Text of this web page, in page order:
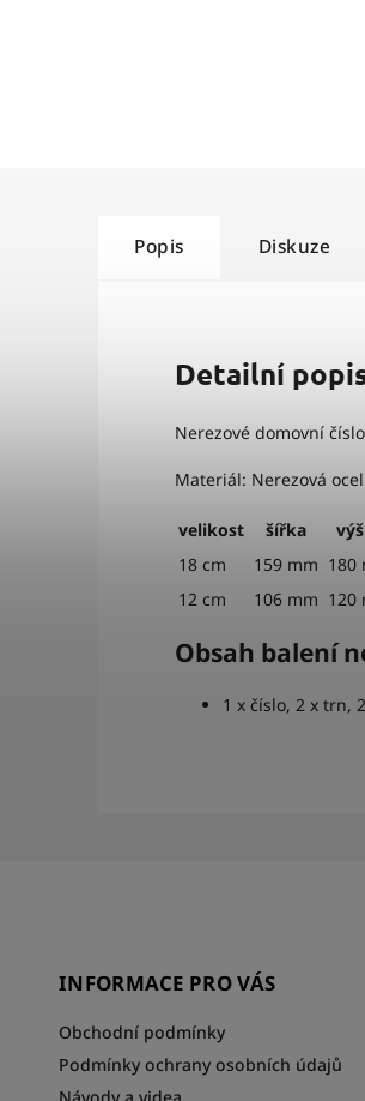
Popis Diskuze
Detailní
Nerezové domovní
Materiál: Nerezová ocel
velikost šířka
18 cm
159 mm 180
12 cm
106 mm 120
Obsah balení
1 x číslo, 2 x trn,
INFORMACE PRO VÁS
Obchodní podmínky
Podmínky ochrany osobních údajů
Návody a videa